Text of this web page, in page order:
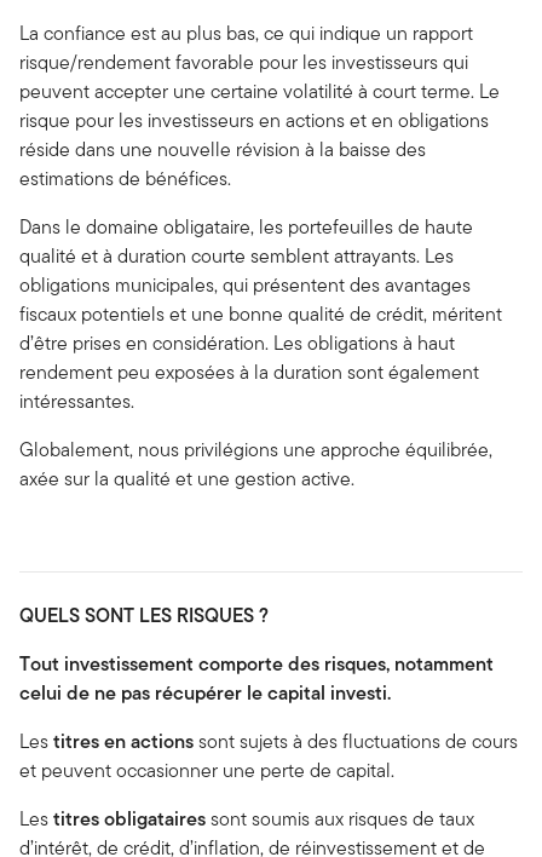
La confiance est au plus bas, ce qui indique un rapport
risque/rendement favorable pour les investisseurs qui
peuvent accepter une certaine volatilité à court terme. Le
risque pour les investisseurs en actions et en obligations
réside dans une nouvelle révision à la baisse des
estimations de bénéfices.
Dans le domaine obligataire, les portefeuilles de haute
qualité et à duration courte semblent attrayants. Les
obligations municipales, qui présentent des avantages
fiscaux potentiels et une bonne qualité de crédit, méritent
d’être prises en considération. Les obligations à haut
rendement peu exposées à la duration sont également
intéressantes.
Globalement, nous privilégions une approche équilibrée,
axée sur la qualité et une gestion active.
QUELS SONT LES RISQUES ?
Tout investissement comporte des risques, notamment
celui de ne pas récupérer le capital investi.
Lestitres en actionssont sujets à des fluctuations de cours
et peuvent occasionner une perte de capital.
Lestitres obligatairessont soumis aux risques de taux
d’intérêt, de crédit, d’inflation, de réinvestissement et de